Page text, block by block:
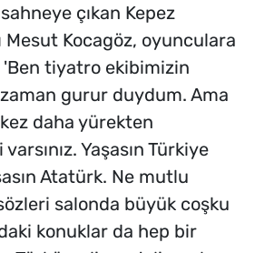
çıkan Kepez
Mesut Kocagöz, oyunculara
tiyatro ekibimizin
zaman gurur duydum. Ama
daha yürekten
Yaşasın Türkiye
Atatürk. Ne mutlu
salonda büyük coşku
konuklar da hep bir